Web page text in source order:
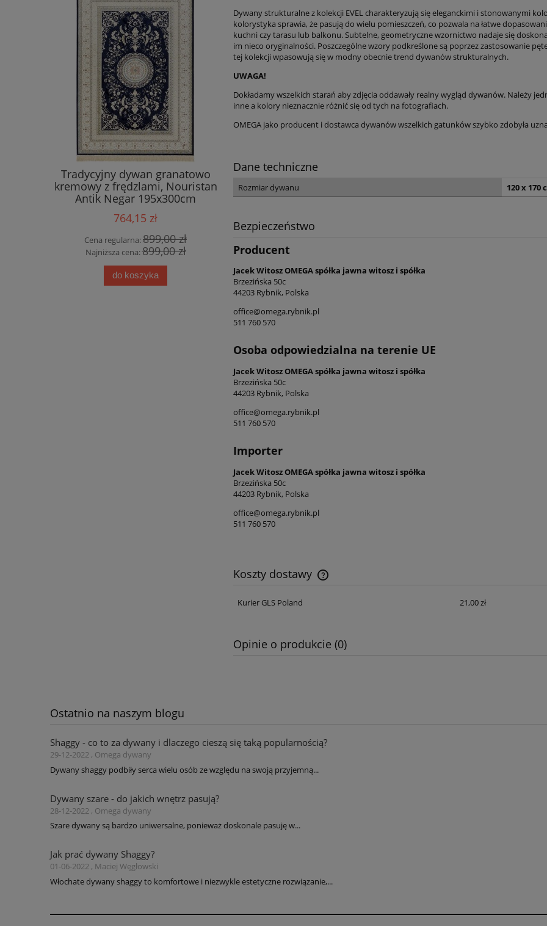
Tradycyjny dywan granatowo
kremowy z frędzlami, Nouristan
Antik Negar 195x300cm
764,15 zł
Cena regularna:899,00 zł
Najniższa cena:899,00 zł
do koszyka
Ekskluzywny beżowy dywan
bawełniany, Nouristan Antik
Flowers 195x300cm
764,15 zł
Najniższa cena:
do koszyka
155x235cm,Villeroy&Boch
ROGER klasyczny kremowo
Dywany strukturalne z kolekcji EVEL charakteryzują się eleganckimi i stonowanymi
kolorystyka sprawia, że pasują do wielu pomieszczeń, co pozwala na łatwe
kuchni czy tarasu lub balkonu. Subtelne, geometryczne wzornictwo nadaje się
im nieco oryginalności. Poszczególne wzory podkreślone są poprzez zastosowanie
tej kolekcji wpasowują się w modny obecnie trend dywanów strukturalnych.
UWAGA!
Dokładamy wszelkich starań aby zdjęcia oddawały realny wygląd dywanów. Należy
inne a kolory nieznacznie różnić się od tych na fotografiach.
OMEGA jako producent i dostawca dywanów wszelkich gatunków szybko zdobyła
Dane techniczne
Rozmiar dywanu 120 x 170
Bezpieczeństwo
Producent
Jacek Witosz OMEGA spółka jawna witosz i spółka
Brzezińska 50c
44203 Rybnik, Polska
office@omega.rybnik.pl
511 760 570
Osoba odpowiedzialna na terenie UE
Jacek Witosz OMEGA spółka jawna witosz i spółka
Brzezińska 50c
44203 Rybnik, Polska
office@omega.rybnik.pl
511 760 570
Importer
Jacek Witosz OMEGA spółka jawna witosz i spółka
Brzezińska 50c
44203 Rybnik, Polska
office@omega.rybnik.pl
511 760 570
Koszty dostawy
Cena nie zawiera ewentualnych kosztów
Kurier GLS Poland 21,00 zł
Opinie o produkcie (0)
Ostatnio na naszym blogu
Shaggy - co to za dywany i dlaczego cieszą się taką popularnością?
29-12-2022 , Omega dywany
Dywany shaggy podbiły serca wielu osób ze względu na swoją przyjemną...
Dywany szare - do jakich wnętrz pasują?
28-12-2022 , Omega dywany
Szare dywany są bardzo uniwersalne, ponieważ doskonale pasuję w...
Jak prać dywany Shaggy?
01-06-2022 , Maciej Węgłowski
Włochate dywany shaggy to komfortowe i niezwykle estetyczne rozwiązanie,...